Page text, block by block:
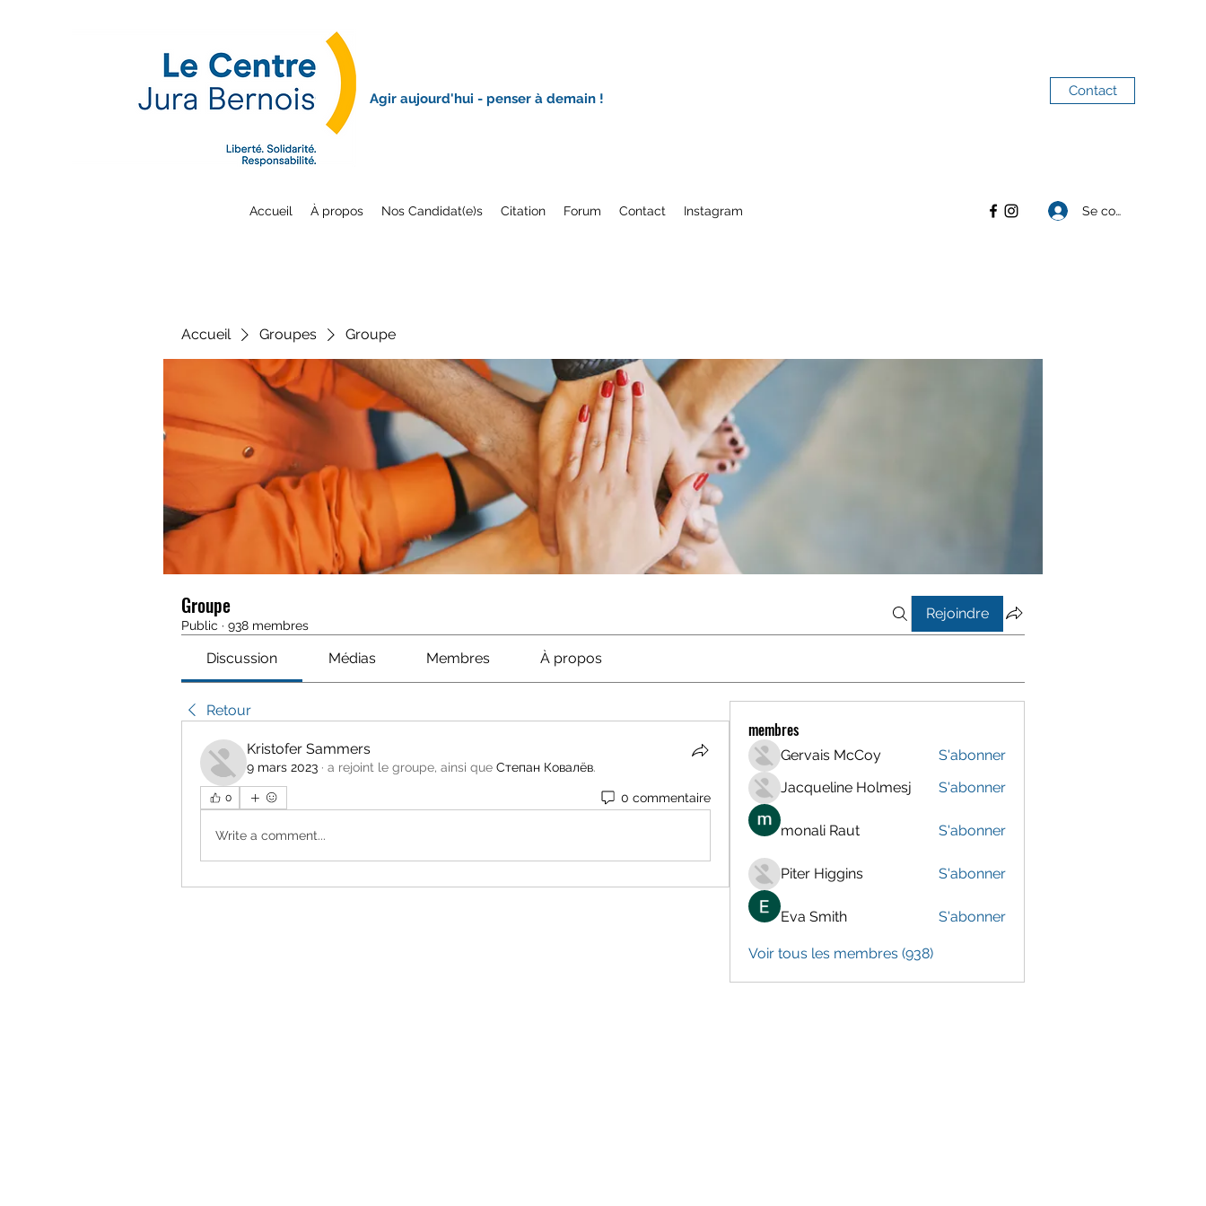
Agir aujourd'hui - penser à demain ! Contact
Accueil À propos Nos Candidat(e)s Citation Forum Contact Instagram Se connecter
Accueil Groupes Groupe
Groupe
Public · 938 membres
Rejoindre
Discussion Médias Membres À propos
Retour
Kristofer Sammers
9 mars 2023 · a rejoint le groupe, ainsi que Степан Ковалёв.
0 0 commentaire
Write a comment...
membres
Gervais McCoy
S'abonner
Jacqueline Holmesj
S'abonner
monali Raut S'abonner
Piter Higgins S'abonner
Eva Smith S'abonner
Voir tous les membres (938)